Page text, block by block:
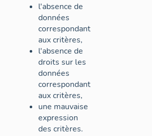
l'absence de
données
correspondant
aux critères,
l'absence de
droits sur les
données
correspondant
aux critères,
une mauvaise
expression
des critères.